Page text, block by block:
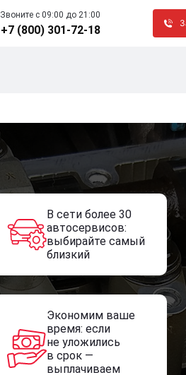
Звоните c 09:00 до 21:00
+7 (800) 301-72-18
В сети более 30
автосервисов:
выбирайте самый
близкий
Экономим ваше
время: если
не уложились
в срок —
выплачиваем